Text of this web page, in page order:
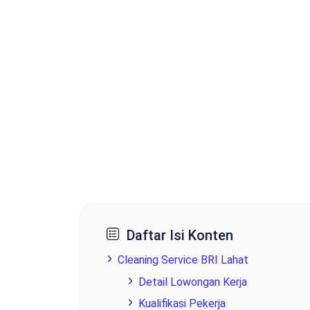
Daftar Isi Konten
Cleaning Service BRI Lahat
Detail Lowongan Kerja
Kualifikasi Pekerja